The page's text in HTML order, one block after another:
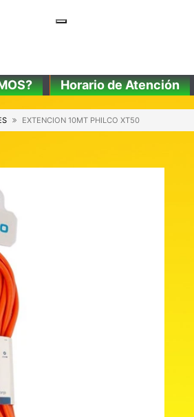
Horario de Atención
EXTENCION 10MT PHILCO XT50